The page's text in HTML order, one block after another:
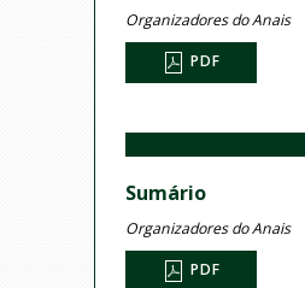
Organizadores do Anais
PDF
Sumário
Organizadores do Anais
PDF